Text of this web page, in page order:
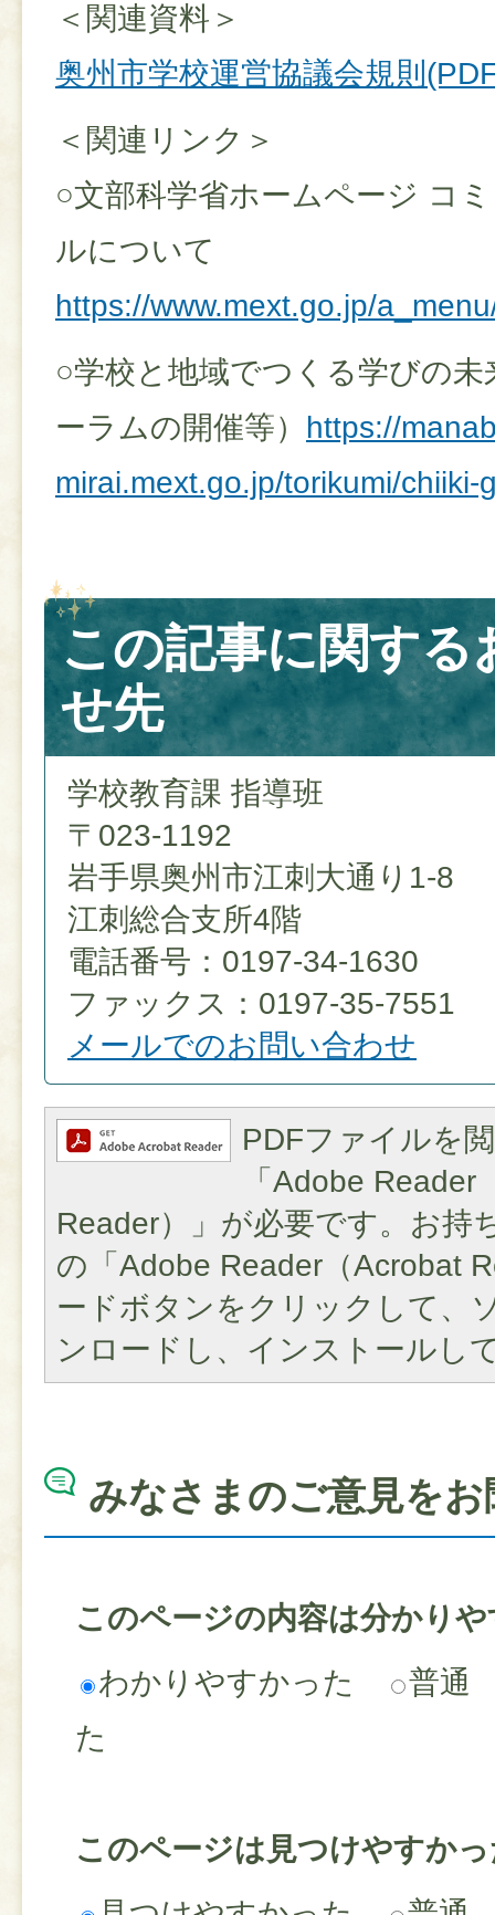
＜関連資料＞
奥州市学校運営協議会規則
＜関連リンク＞
○文部科学省ホームページ コ
ルについて
https://www.mext.go.jp/
○学校と地域でつくる学びの
ーラムの開催等） https://
mirai.mext.go.jp/torikumi/chiiki-
この記事に関する
せ先
学校教育課 指導班
〒023-1192
岩手県奥州市江刺大通り1-8
江刺総合支所4階
電話番号：0197-34-1630
ファックス：0197-35-7551
メールでのお問い合わせ
PDFファイルを
「Adobe Reader
Reader）」が必要です。お持
の「Adobe Reader（Acrobat
ードボタンをクリックして、
ンロードし、インストールし
みなさまのご意見を
このページの内容は分かり
わかりやすかった
普通
た
このページは見つけやすか